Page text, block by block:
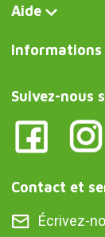
Aide
Informations
Suivez-nous
Contact et
Écrivez-